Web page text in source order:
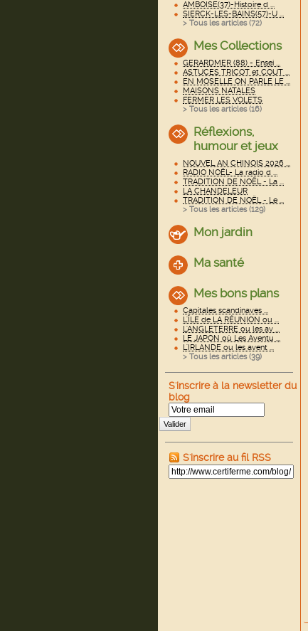
AMBOISE(37)-Histoire d ...
SIERCK-LES-BAINS(57)-U ...
> Tous les articles (72)
Mes Collections
GERARDMER (88) - Ensei ...
ASTUCES TRICOT et COUT ...
EN MOSELLE ON PARLE LE ...
MAISONS NATALES
FERMER LES VOLETS
> Tous les articles (16)
Réflexions,
humour et jeux
NOUVEL AN CHINOIS 2026 ...
RADIO NOËL- La radio d ...
TRADITION DE NOËL - La ...
LA CHANDELEUR
TRADITION DE NOËL - Le ...
> Tous les articles (129)
Mon jardin
Ma santé
Mes bons plans
Capitales scandinaves ...
L'ÎLE de LA RÉUNION ou ...
L'ANGLETERRE ou les av ...
LE JAPON où Les Aventu ...
L'IRLANDE ou les avent ...
> Tous les articles (39)
S'inscrire à la newsletter du
blog
Valider
S'inscrire au fil RSS